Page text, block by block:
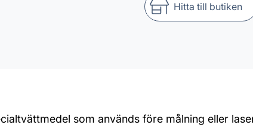
Hitta till butiken
som används före målning eller